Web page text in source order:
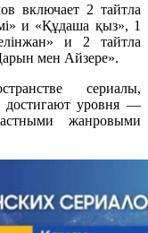
включает 2 тайтла
и «Құдаша қыз», 1
и 2 тайтла
мен Айзере».
сериалы,
достигают уровня —
жанровыми